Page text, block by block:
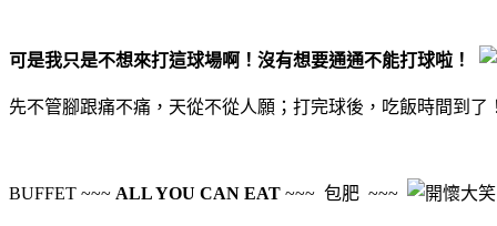
可是我只是不想來打這球場啊！沒有想要通通不能打球啦！
先不管腳跟痛不痛，天從不從人願；打完球後，吃飯時間到了
BUFFET ~~~ ALL YOU CAN EAT ~~~ 包肥 ~~~